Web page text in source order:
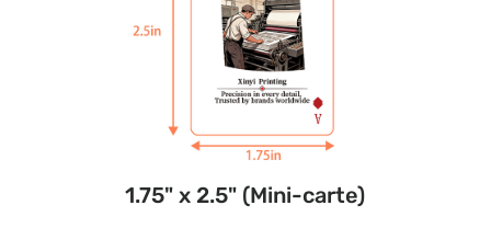
1.75" x 2.5" (Mini-carte)